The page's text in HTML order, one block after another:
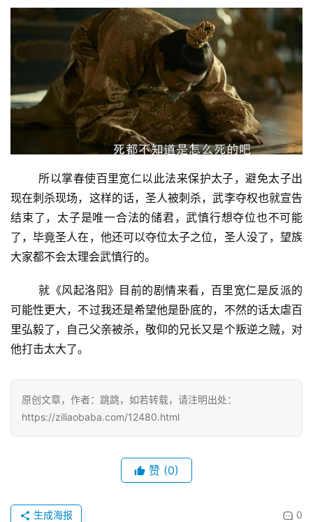
所以掌春使百里宽仁以此法来保护太子，避免太子出
现在刺杀现场，这样的话，圣人被刺杀，武李夺权也就宣告
结束了，太子是唯一合法的储君，武慎行想夺位也不可能
了，毕竟圣人在，他还可以夺位太子之位，圣人没了，望族
大家都不会太理会武慎行的。
就《风起洛阳》目前的剧情来看，百里宽仁是反派的
可能性更大，不过我还是希望他是卧底的，不然的话太虐百
里弘毅了，自己父亲被杀，敬仰的兄长又是个叛逆之贼，对
他打击太大了。
原创文章，作者：跳跳，如若转载，请注明出处：
https://ziliaobaba.com/12480.html
赞 (0)
0
生成海报